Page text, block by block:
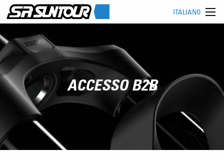
ITALIANO
ACCESSO B2B